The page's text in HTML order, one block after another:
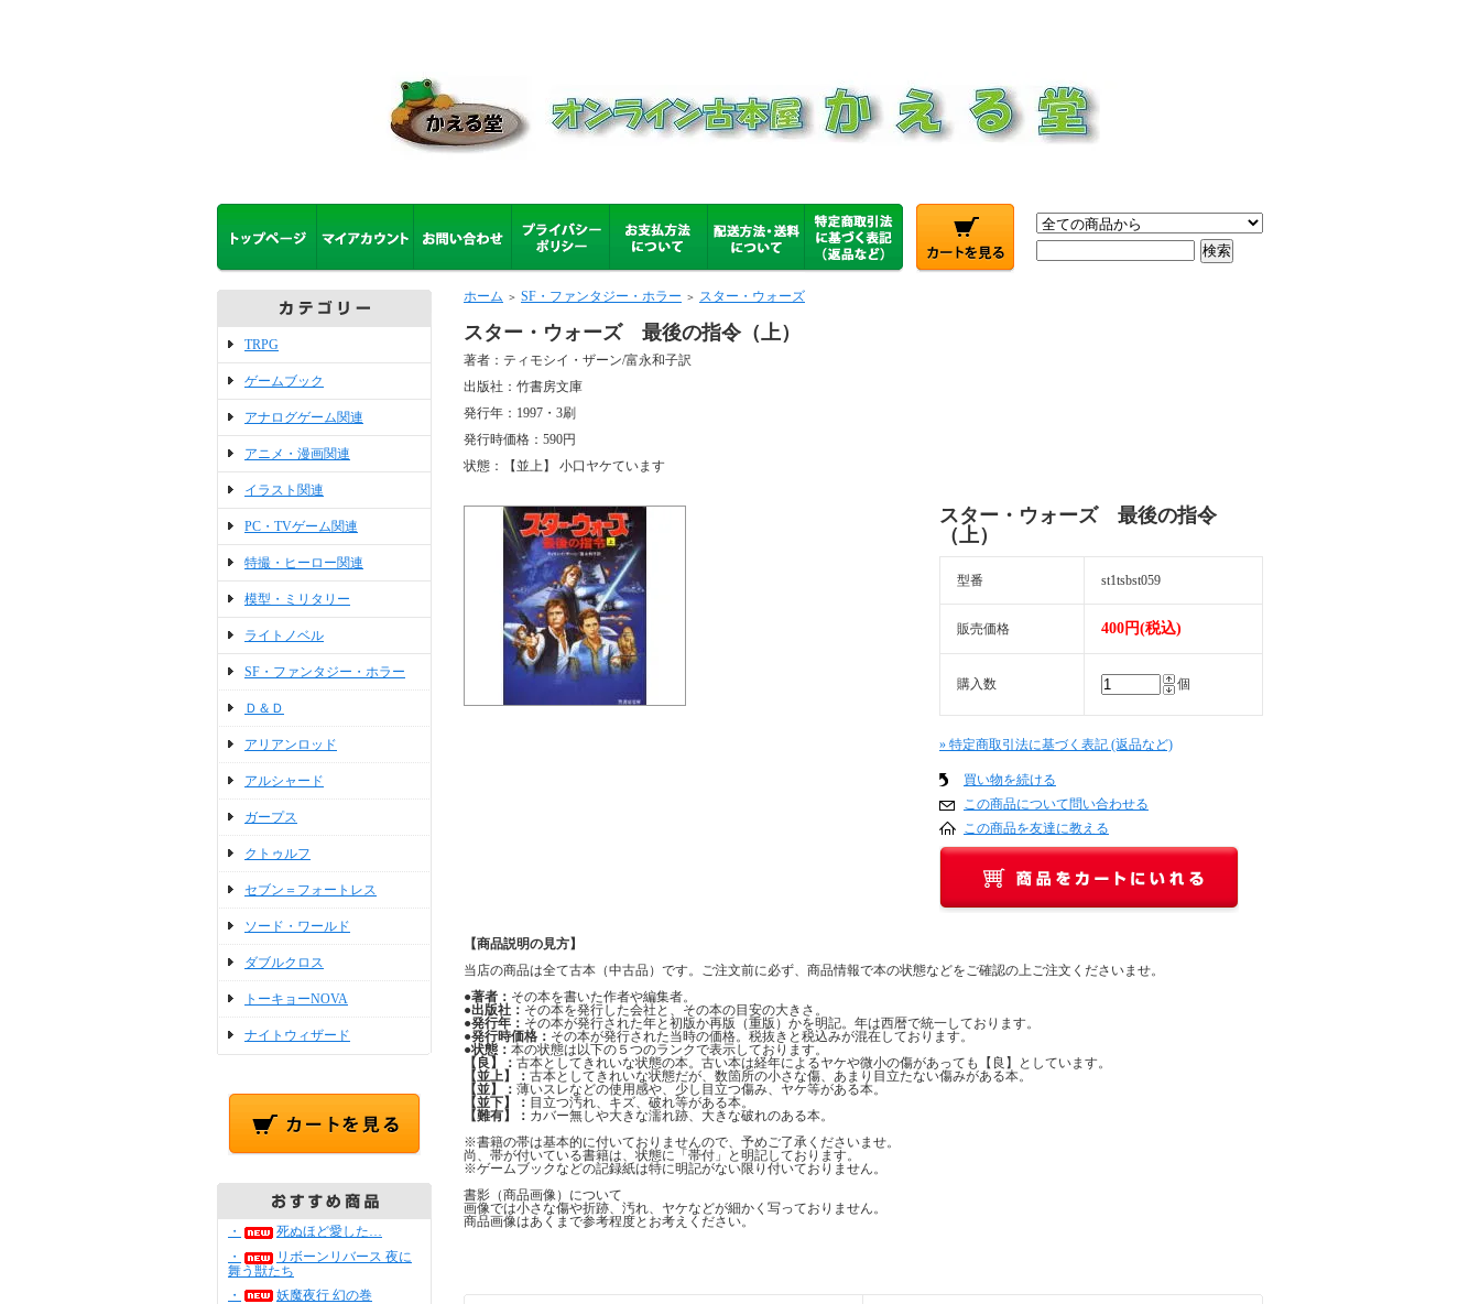
TRPG
ゲームブック
アナログゲーム関連
アニメ・漫画関連
イラスト関連
PC・TVゲーム関連
特撮・ヒーロー関連
模型・ミリタリー
ライトノベル
SF・ファンタジー・ホラー
Ｄ＆Ｄ
アリアンロッド
アルシャード
ガープス
クトゥルフ
セブン＝フォートレス
ソード・ワールド
ダブルクロス
トーキョーNOVA
ナイトウィザード
・
死ぬほど愛した…
・
リボーンリバース 夜に
舞う獣たち
・
妖魔夜行 幻の巻
ホーム ＞ SF・ファンタジー・ホラー ＞ スター・ウォーズ
スター・ウォーズ 最後の指令（上）
著者：ティモシイ・ザーン/富永和子訳
出版社：竹書房文庫
発行年：1997・3刷
発行時価格：590円
状態：【並上】 小口ヤケています
スター・ウォーズ 最後の指令
（上）
型番 st1tsbst059
販売価格 400円(税込)
購入数 個
» 特定商取引法に基づく表記 (返品など)
買い物を続ける
この商品について問い合わせる
この商品を友達に教える
【商品説明の見方】
当店の商品は全て古本（中古品）です。ご注文前に必ず、商品情報で本の状態などをご確認の上ご注文くださいませ。
●著者： その本を書いた作者や編集者。
●出版社： その本を発行した会社と、その本の目安の大きさ。
●発行年： その本が発行された年と初版か再版（重版）かを明記。年は西暦で統一しております。
●発行時価格： その本が発行された当時の価格。税抜きと税込みが混在しております。
●状態： 本の状態は以下の５つのランクで表示しております。
【良】： 古本としてきれいな状態の本。古い本は経年によるヤケや微小の傷があっても【良】としています。
【並上】： 古本としてきれいな状態だが、数箇所の小さな傷、あまり目立たない傷みがある本。
【並】： 薄いスレなどの使用感や、少し目立つ傷み、ヤケ等がある本。
【並下】： 目立つ汚れ、キズ、破れ等がある本。
【難有】： カバー無しや大きな濡れ跡、大きな破れのある本。
※書籍の帯は基本的に付いておりませんので、予めご了承くださいませ。
尚、帯が付いている書籍は、状態に「帯付」と明記しております。
※ゲームブックなどの記録紙は特に明記がない限り付いておりません。
書影（商品画像）について
画像では小さな傷や折跡、汚れ、ヤケなどが細かく写っておりません。
商品画像はあくまで参考程度とお考えください。